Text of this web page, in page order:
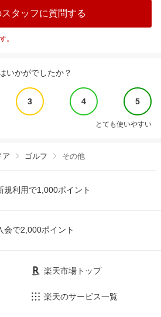
タッフに質問する
。
いかがでしたか？
3 4 5
とても使いやすい
ア ゴルフ その他
規利用で1,000ポイント
会で2,000ポイント
楽天市場トップ
楽天のサービス一覧